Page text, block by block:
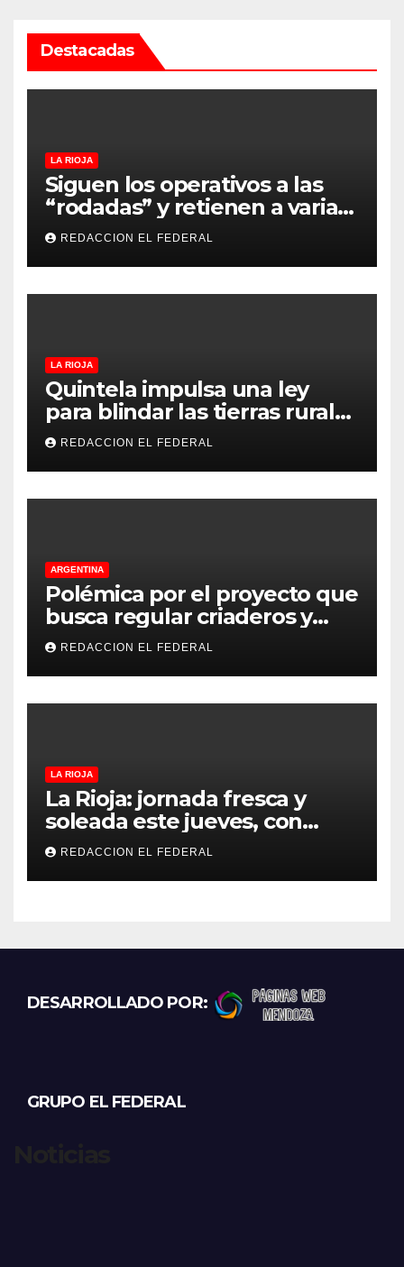
Destacadas
LA RIOJA
Siguen los operativos a las
“rodadas” y retienen a varias
motocicletas
REDACCION EL FEDERAL
LA RIOJA
Quintela impulsa una ley
para blindar las tierras rurales
de La Rioja: cuáles son los
principales puntos
REDACCION EL FEDERAL
ARGENTINA
Polémica por el proyecto que
busca regular criaderos y
refugios de perros y gatos:
denuncian excesos, mientras
proteccionistas reclaman
controles más duros
REDACCION EL FEDERAL
LA RIOJA
La Rioja: jornada fresca y
soleada este jueves, con
temperaturas estables para
el viernes
REDACCION EL FEDERAL
DESARROLLADO POR:
GRUPO EL FEDERAL